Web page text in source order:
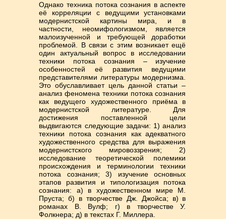
Однако техника потока сознания в аспекте
её корреляции с ведущими установками
модернистской картины мира, и в
частности, неомифологизмом, является
малоизученной и требующей доработки
проблемой. В связи с этим возникает ещё
один актуальный вопрос в исследовании
техники потока сознания – изучение
особенностей её развития ведущими
представителями литературы модернизма.
Это обуславливает цель данной статьи –
анализ феномена техники потока сознания
как ведущего художественного приёма в
модернистской литературе. Для
достижения поставленной цели
выдвигаются следующие задачи: 1) анализ
техники потока сознания как адекватного
художественного средства для выражения
модернистского мировоззрения; 2)
исследование теоретической полемики
происхождения и терминологии техники
потока сознания; 3) изучение основных
этапов развития и типологизация потока
сознания: а) в художественном мире М.
Пруста; б) в творчестве Дж. Джойса; в) в
романах В. Вулф; г) в творчестве У.
Фолкнера; д) в текстах Г. Миллера.